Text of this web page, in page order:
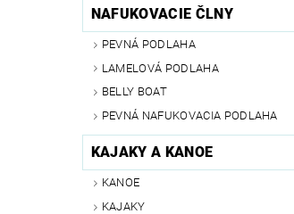
NAFUKOVACIE ČLNY
PEVNÁ PODLAHA
LAMELOVÁ PODLAHA
BELLY BOAT
PEVNÁ NAFUKOVACIA PODLAHA
KAJAKY A KANOE
KANOE
KAJAKY